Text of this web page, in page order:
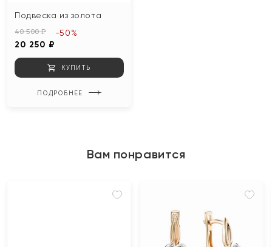
Подвеска из золота
40 500 ₽
20 250 ₽
-50%
КУПИТЬ
ПОДРОБНЕЕ
Вам понравится